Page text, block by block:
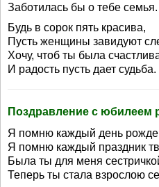
Заботилась бы о тебе семья.
Будь в сорок пять красива,
Пусть женщины завидуют
Хочу, чтоб ты была
И радость пусть дает судьба.
Поздравление с юбилеем
Я помню каждый день
Я помню каждый праздник
Была ты для меня
Теперь ты стала взрослою